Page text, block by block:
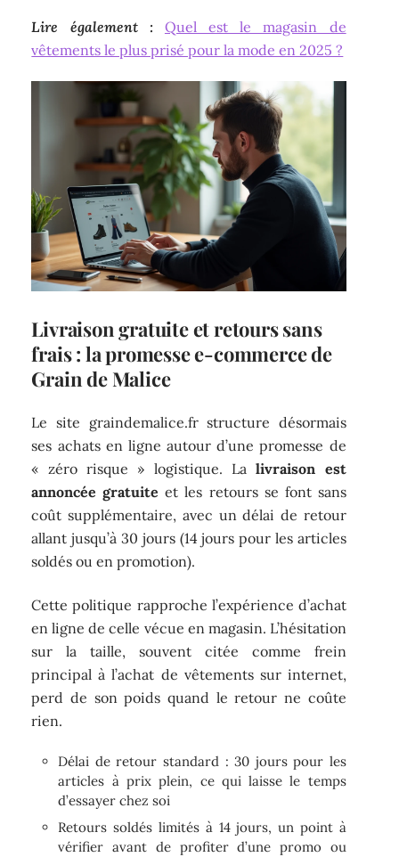
Lire également :
Quel est le magasin de
vêtements le plus prisé pour la mode en 2025 ?
Livraison gratuite et retours sans
frais : la promesse e-commerce de
Grain de Malice
Le site graindemalice.fr structure désormais
ses achats en ligne autour d’une promesse de
« zéro risque » logistique. Lalivraison est
annoncée gratuite et les retours se font sans
coût supplémentaire, avec un délai de retour
allant jusqu’à 30 jours (14 jours pour les articles
soldés ou en promotion).
Cette politique rapproche l’expérience d’achat
en ligne de celle vécue en magasin. L’hésitation
sur la taille, souvent citée comme frein
principal à l’achat de vêtements sur internet,
perd de son poids quand le retour ne coûte
rien.
Délai de retour standard : 30 jours pour les
articles à prix plein, ce qui laisse le temps
d’essayer chez soi
Retours soldés limités à 14 jours, un point à
vérifier avant de profiter d’une promo ou